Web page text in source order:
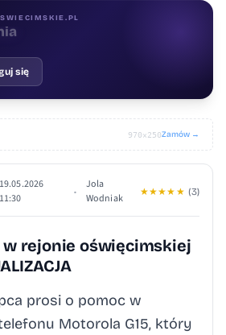
się
970×250Zamów →
19.05.2026
11:30
•
Jola
Wodniak
★★★★ ★ (3)
w rejonie oświęcimskiej
prosi o pomoc w
Motorola G15, który